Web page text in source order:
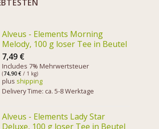
Alveus - Elements Morning
Melody, 100 g loser Tee in Beutel
7,49 €
Includes 7% Mehrwertsteuer
(74,90 € / 1 kg)
plus shipping
Delivery Time: ca. 5-8 Werktage
Alveus - Elements Lady Star
Deluxe, 100 g loser Tee in Beutel